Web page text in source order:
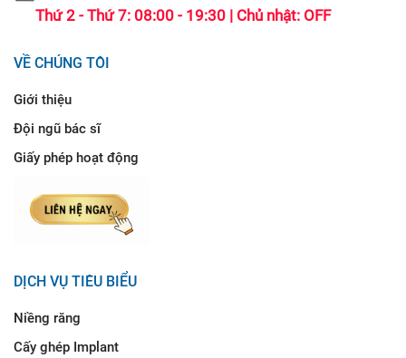
Thứ 2 - Thứ 7: 08:00 - 19:30 | Chủ nhật: OFF
VỀ CHÚNG TÔI
Giới thiệu
Đội ngũ bác sĩ
Giấy phép hoạt động
DỊCH VỤ TIÊU BIỂU
Niềng răng
Cấy ghép Implant